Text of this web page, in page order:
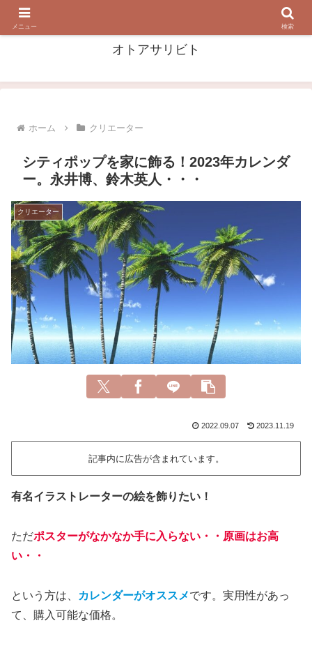
オトアサリビト
ホーム クリエーター
シティポップを家に飾る！2023年カレンダ
ー。永井博、鈴木英人・・・
クリエーター
2022.09.07 2023.11.19
記事内に広告が含まれています。
有名イラストレーターの絵を飾りたい！
ただポスターがなかなか手に入らない・・原画はお高
い・・
という方は、 カレンダーがオススメです。実用性があっ
て、購入可能な価格。
メニュー 検索